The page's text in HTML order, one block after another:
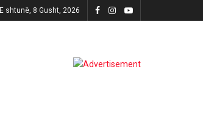
E shtunë, 8 Gusht, 2026